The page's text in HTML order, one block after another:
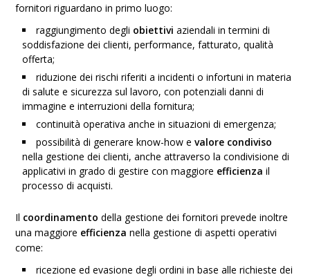
fornitori riguardano in primo luogo:
raggiungimento degli obiettivi aziendali in termini di
soddisfazione dei clienti, performance, fatturato, qualità
offerta;
riduzione dei rischi riferiti a incidenti o infortuni in materia
di salute e sicurezza sul lavoro, con potenziali danni di
immagine e interruzioni della fornitura;
continuità operativa anche in situazioni di emergenza;
possibilità di generare know-how evalore condiviso
nella gestione dei clienti, anche attraverso la condivisione di
applicativi in grado di gestire con maggiore efficienzail
processo di acquisti.
Il coordinamento della gestione dei fornitori prevede inoltre
una maggiore efficienza nella gestione di aspetti operativi
come:
ricezione ed evasione degli ordini in base alle richieste dei